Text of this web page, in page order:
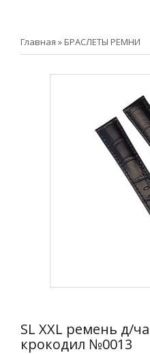
Главная » БРАСЛЕТЫ РЕМНИ
SL XXL ремень д/
крокодил №0013